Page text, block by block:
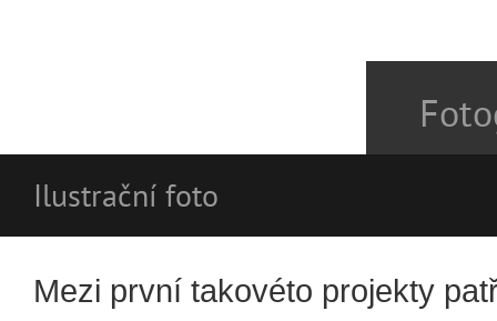
Ilustrační foto
Mezi první takovéto projekty